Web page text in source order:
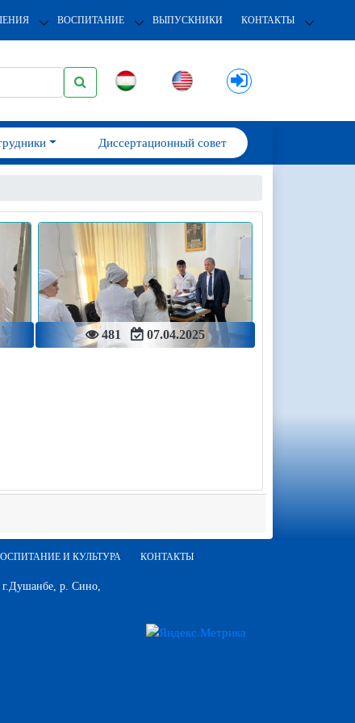
ВОСПИТАНИЕ ВЫПУСКНИКИ КОНТАКТЫ
Диссертационный совет
481 07.04.2025
И КУЛЬТУРА КОНТАКТЫ
г.Душанбе, р. Сино,